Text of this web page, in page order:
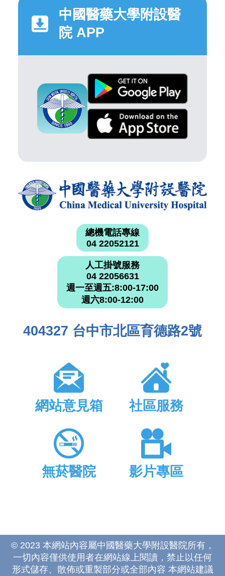
中國醫藥大學附設醫
院 APP
總機電話專線
04 22052121
人工掛號服務
04 22056631
週一至週五:8:00-17:00
週六8:00-12:00
404327 台中市北區育德路2號
網站意見箱 社區服務
無菸醫院 影片專區
© 2023 本網站內容屬中國醫藥大學附設醫院所有，
一切內容僅供使用者在網站線上閱讀，禁止以任何
形式儲存、散佈或重製部分或全部內容 本網站建議